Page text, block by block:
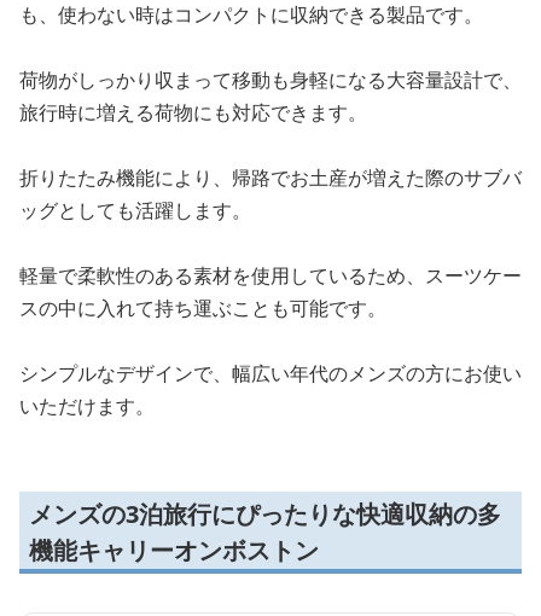
も、使わない時はコンパクトに収納できる製品です。
荷物がしっかり収まって移動も身軽になる大容量設計で、
旅行時に増える荷物にも対応できます。
折りたたみ機能により、帰路でお土産が増えた際のサブバ
ッグとしても活躍します。
軽量で柔軟性のある素材を使用しているため、スーツケー
スの中に入れて持ち運ぶことも可能です。
シンプルなデザインで、幅広い年代のメンズの方にお使い
いただけます。
メンズの3泊旅行にぴったりな快適収納の多
機能キャリーオンボストン